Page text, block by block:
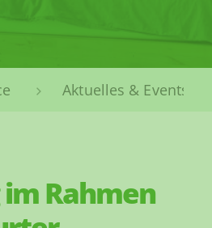
Aktuelles & Events
im Rahmen